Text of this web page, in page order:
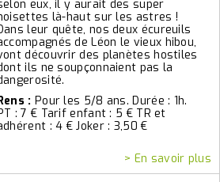
eux, il y aurait des super
là-haut sur les astres !
leur quête, nos deux écureuils
de Léon le vieux hibou,
découvrir des planètes hostiles
ils ne soupçonnaient pas la
: Pour les 5/8 ans. Durée : 1h.
: 7 € Tarif enfant : 5 € TR et
: 4 € Joker : 3,50 €
> En savoir plus